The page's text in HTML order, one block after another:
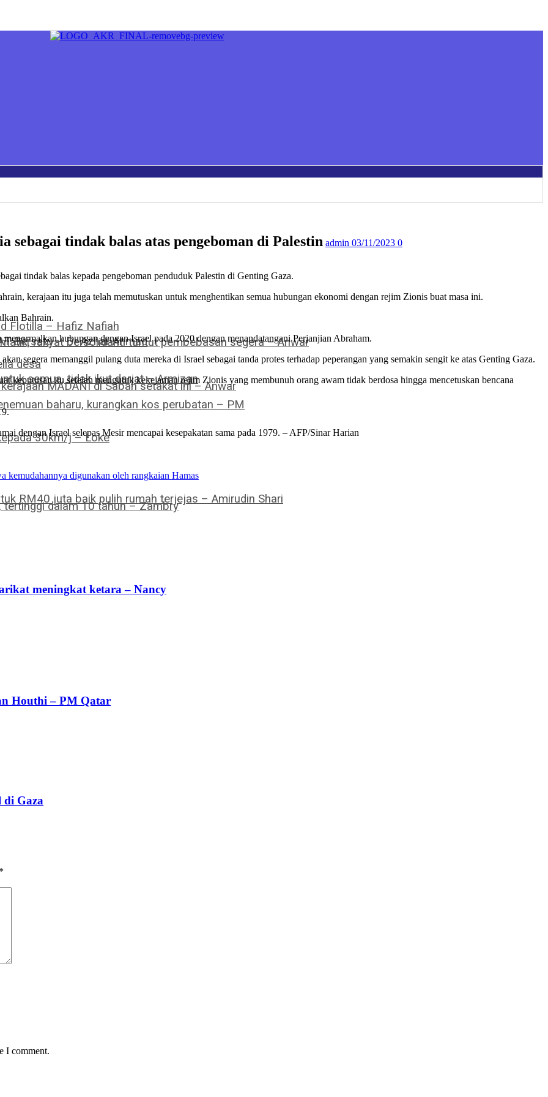
rakyat bersolidariti tuntut pembebasan segera – Anwar
Flotilla – Hafiz Nafiah
Bersatu – Dr Azhar Ahmad
MADANI di Sabah setakat ini – Anwar
baharu, kurangkan kos perubatan – PM
semua, tidak ikut darjat – Armizan
desa
30km/j – Loke
RM40 juta baik pulih rumah terjejas – Amirudin Shari
tertinggi dalam 10 tahun – Zambry
tindak balas atas pengeboman di Palestin admin 03/11/2023 0
tindak balas kepada pengeboman penduduk Palestin di Genting Gaza.
kerajaan itu juga telah memutuskan untuk menghentikan semua hubungan ekonomi dengan rejim Zionis buat masa ini.
Bahrain.
hubungan dengan Israel pada 2020 dengan menandatangani Perjanjian Abraham.
segera memanggil pulang duta mereka di Israel sebagai tanda protes terhadap peperangan yang semakin sengit ke atas Genting Gaza.
keputusan itu setelah mengutuk kekejaman rejim Zionis yang membunuh orang awam tidak berdosa hingga mencetuskan bencana
dengan Israel selepas Mesir mencapai kesepakatan sama pada 1979. – AFP/Sinar Harian
kemudahannya digunakan oleh rangkaian Hamas
meningkat ketara – Nancy
Houthi – PM Qatar
di Gaza
*
I comment.